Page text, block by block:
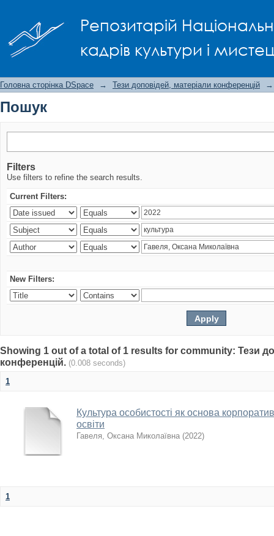
Репозитарій
кадрів культури і
Головна сторінка DSpace → Тези доповідей, матеріали конференцій →
Пошук
Filters
Use filters to refine the search results.
Current Filters:
New Filters:
Showing 1 out of a total of 1 results for community: Тези
конференцій. (0.008 seconds)
1
Культура особистості як основа
освіти
Гавеля, Оксана Миколаївна (2022)
1